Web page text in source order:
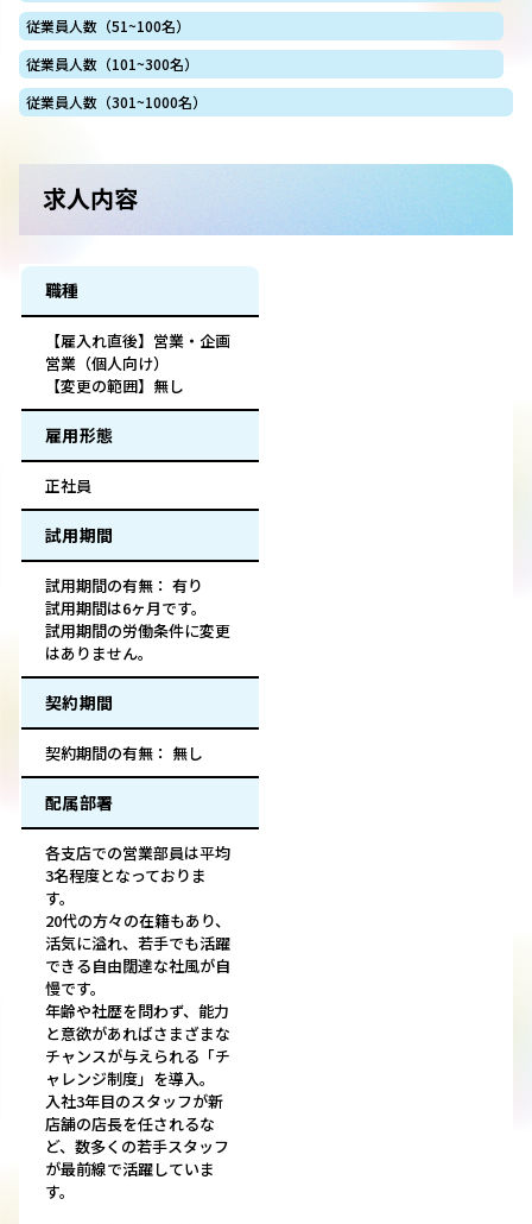
従業員人数（51~100名）
従業員人数（101~300名）
従業員人数（301~1000名）
求人内容
職種
【雇入れ直後】営業・企画
営業（個人向け）
【変更の範囲】無し
雇用形態
正社員
試用期間
試用期間の有無： 有り
試用期間は6ヶ月です。
試用期間の労働条件に変更
はありません。
契約期間
契約期間の有無： 無し
配属部署
各支店での営業部員は平均
3名程度となっておりま
す。
20代の方々の在籍もあり、
活気に溢れ、若手でも活躍
できる自由闊達な社風が自
慢です。
年齢や社歴を問わず、能力
と意欲があればさまざまな
チャンスが与えられる「チ
ャレンジ制度」を導入。
入社3年目のスタッフが新
店舗の店長を任されるな
ど、数多くの若手スタッフ
が最前線で活躍していま
す。